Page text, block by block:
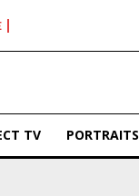
TV PORTRAITS